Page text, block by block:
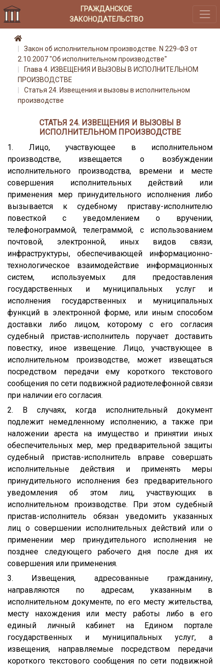
ГРАЖДАНСКОЕ
ЗАКОНОДАТЕЛЬСТВО
Закон об исполнительном производстве. N 229-ФЗ от
2.10.2007 "Об исполнительном производстве"
Глава 4. ИЗВЕЩЕНИЯ И ВЫЗОВЫ В ИСПОЛНИТЕЛЬНОМ
ПРОИЗВОДСТВЕ
Статья 24. Извещения и вызовы в исполнительном
производстве
СТАТЬЯ 24. ИЗВЕЩЕНИЯ И ВЫЗОВЫ В
ИСПОЛНИТЕЛЬНОМ ПРОИЗВОДСТВЕ
1. Лицо, участвующее в исполнительном
производстве, извещается о возбуждении
исполнительного производства, времени и месте
совершения исполнительных действий или
применения мер принудительного исполнения либо
вызывается к судебному приставу-исполнителю
повесткой с уведомлением о вручении,
телефонограммой, телеграммой, с использованием
почтовой, электронной, иных видов связи,
инфраструктуры, обеспечивающей информационно-
технологическое взаимодействие информационных
систем, используемых для предоставления
государственных и муниципальных услуг и
исполнения государственных и муниципальных
функций в электронной форме, или иным способом
доставки либо лицом, которому с его согласия
судебный пристав-исполнитель поручает доставить
повестку, иное извещение. Лицо, участвующее в
исполнительном производстве, может извещаться
посредством передачи ему короткого текстового
сообщения по сети подвижной радиотелефонной связи
при наличии его согласия.
2. В случаях, когда исполнительный документ
подлежит немедленному исполнению, а также при
наложении ареста на имущество и принятии иных
обеспечительных мер, мер предварительной защиты
судебный пристав-исполнитель вправе совершать
исполнительные действия и применять меры
принудительного исполнения без предварительного
уведомления об этом лиц, участвующих в
исполнительном производстве. При этом судебный
пристав-исполнитель обязан уведомить указанных
лиц о совершении исполнительных действий или о
применении мер принудительного исполнения не
позднее следующего рабочего дня после дня их
совершения или применения.
3. Извещения, адресованные гражданину,
направляются по адресам, указанным в
исполнительном документе, по его месту жительства,
месту нахождения или месту работы либо в его
единый личный кабинет на Едином портале
государственных и муниципальных услуг, а
извещения, направляемые посредством передачи
короткого текстового сообщения по сети подвижной